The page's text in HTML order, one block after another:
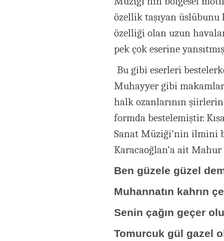
özellik taşıyan
özelliği olan uzun
pek çok eserine
Bu gibi eserleri
Muhayyer gibi
halk ozanlarının
formda bestelemiştir.
Sanat Müziği'nin ilmini
Karacaoğlan’a ait
Ben güzele güzel
Muhannatın kahrın
Senin çağın geçer
Tomurcuk gül gazel